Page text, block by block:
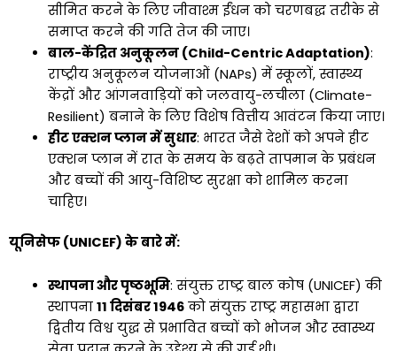
सीमित करने के लिए जीवाश्म ईंधन को चरणबद्ध तरीके से
समाप्त करने की गति तेज की जाए।
बाल-केंद्रित अनुकूलन (Child-Centric Adaptation):
राष्ट्रीय अनुकूलन योजनाओं (NAPs) में स्कूलों, स्वास्थ्य
केंद्रों और आंगनवाड़ियों को जलवायु-लचीला (Climate-
Resilient) बनाने के लिए विशेष वित्तीय आवंटन किया जाए।
हीट एक्शन प्लान में सुधार: भारत जैसे देशों को अपने हीट
एक्शन प्लान में रात के समय के बढ़ते तापमान के प्रबंधन
और बच्चों की आयु-विशिष्ट सुरक्षा को शामिल करना
चाहिए।
यूनिसेफ (UNICEF) के बारे में:
स्थापना और पृष्ठभूमि: संयुक्त राष्ट्र बाल कोष (UNICEF) की
स्थापना 11 दिसंबर 1946को संयुक्त राष्ट्र महासभा द्वारा
द्वितीय विश्व युद्ध से प्रभावित बच्चों को भोजन और स्वास्थ्य